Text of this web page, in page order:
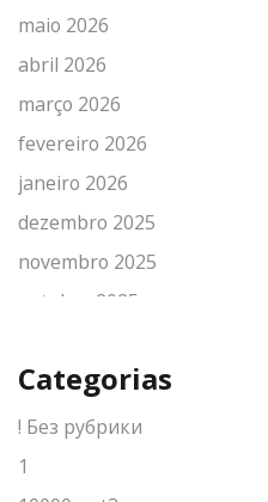
maio 2026
abril 2026
março 2026
fevereiro 2026
janeiro 2026
dezembro 2025
novembro 2025
outubro 2025
agosto 2025
julho 2025
junho 2025
Categorias
! Без рубрики
1